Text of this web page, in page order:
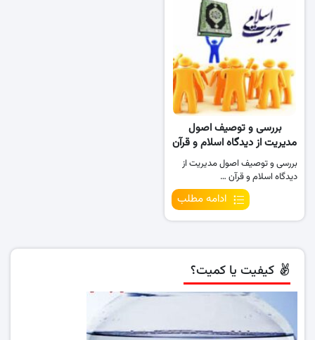
بررسی و توصیف اصول
مدیریت از دیدگاه اسلام و قرآن
بررسی و توصیف اصول مدیریت از
دیدگاه اسلام و قرآن …
ادامه مطلب
کیفیت یا کمیت؟